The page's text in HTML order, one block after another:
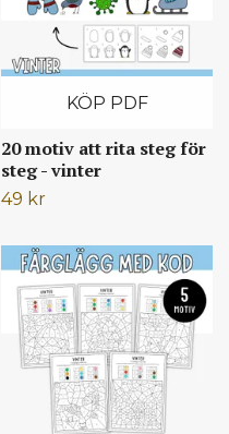
KÖP PDF
20 motiv att rita steg för
steg - vinter
49 kr